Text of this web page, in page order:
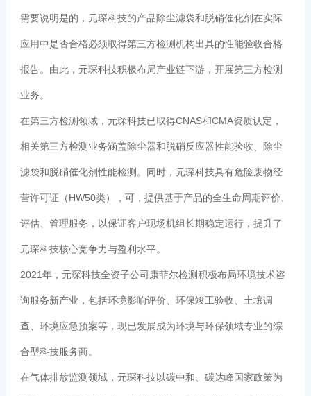
需要说明是的，元琛科技的产品除尘滤袋和脱硝催化剂在实际
应用中是否合格必须取得第三方检测机构出具的性能验收合格
报告。由此，元琛科技积极布局产业链下游，开展第三方检测
业务。
在第三方检测领域，元琛科技已取得CNAS和CMA资质认定，
相关第三方检测业务涵盖除尘器和脱硝反应器性能验收、除尘
滤袋和脱硝催化剂性能检测。同时，元琛科技具有危险废物经
营许可证（HW50类），可，提供基于产品的全生命周期评价、
评估、管理服务，以保证客户现场机组长期稳定运行，提升了
元琛科技核心竞争力与盈利水平。
2021年，元琛科技全资子公司康菲尔检测积极布局环境技术咨
询服务新产业，包括环境影响评价、环保竣工验收、土壤调
查、环境应急预案等，现已发展成为环境与环保领域专业的综
合型科技服务商。
在气体排放监测领域，元琛科技以碳中和、碳达峰国家政策为